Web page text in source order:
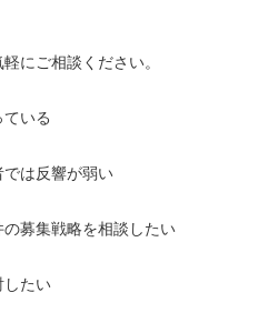
にご相談ください。
ている
では反響が弱い
の募集戦略を相談したい
したい